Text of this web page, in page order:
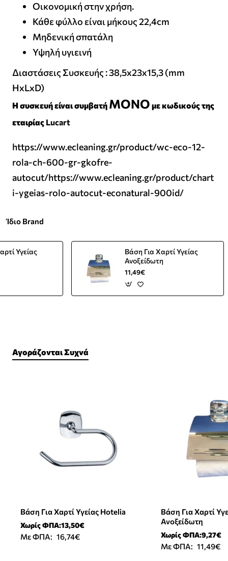
Οικονομική στην χρήση.
Κάθε φύλλο είναι μήκους 22,4cm
Μηδενική σπατάλη
Υψηλή υγιεινή
Διαστάσεις Συσκευής : 38,5x23x15,3 (mm
HxLxD)
Η συσκευή είναι συμβατή ΜΟΝΟ με κωδικούς της
εταιρίας Lucart
https://www.ecleaning.gr/product/wc-eco-12-
rola-ch-600-gr-gkofre-
autocut/https://www.ecleaning.gr/product/chart
i-ygeias-rolo-autocut-econatural-900id/
Ίδιο Brand
Υγείας
Βάση Για Χαρτί Υγείας
Ανοξείδωτη
11,49€
Αγοράζονται Συχνά
Βάση Για Χαρτί Υγείας Hotelia
Χωρίς ΦΠΑ:13,50€
Με ΦΠΑ: 16,74€
Βάση Για Χαρτί
Ανοξείδωτη
Χωρίς ΦΠΑ:9,27€
Με ΦΠΑ: 11,49€